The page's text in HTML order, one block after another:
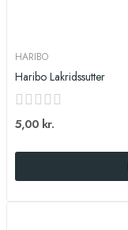
HARIBO
Haribo Lakridssutter
5,00 kr.